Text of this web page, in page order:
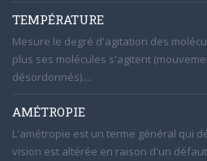
TEMPÉRATURE
Mesure le degré d'agitation des
plus ses molécules s'agitent
désordonnés)....
AMÉTROPIE
L'amétropie est un terme général qui
vision est altérée en raison d'un